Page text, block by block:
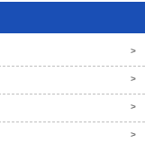
>
>
>
>